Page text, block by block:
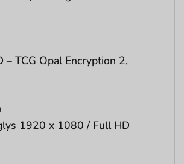
– TCG Opal Encryption 2,
1920 x 1080 / Full HD